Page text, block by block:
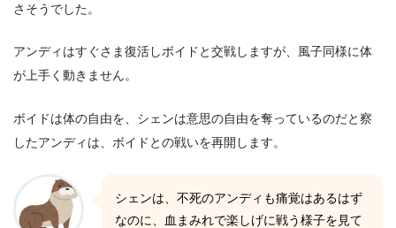
さそうでした。
アンディはすぐさま復活しボイドと交戦しますが、風子同様に体
が上手く動きません。
ボイドは体の自由を、シェンは意思の自由を奪っているのだと察
したアンディは、ボイドとの戦いを再開します。
シェンは、不死のアンディも痛覚はあるはず
なのに、血まみれで楽しげに戦う様子を見て